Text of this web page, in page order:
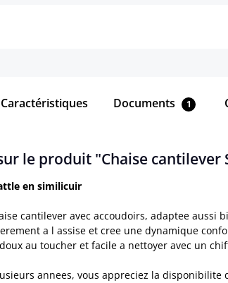
Caractéristiques Documents 1
le produit "Chaise cantilever
en similicuir
cantilever avec accoudoirs, adaptee
a l assise et cree une dynamique
au toucher et facile a nettoyer avec un
annees, vous appreciez la